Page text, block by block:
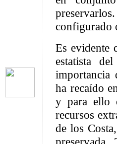
configurado
Es evidente
estatista
importancia
ha recaído
y para ello
recursos
de los